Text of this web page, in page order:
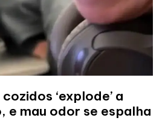
‘explode’ a
e mau odor se espalha